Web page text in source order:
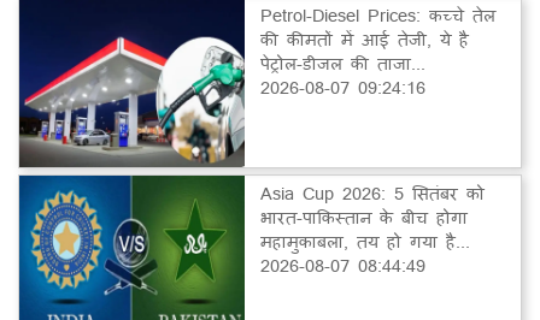
Petrol-Diesel Prices: कच्चे तेल
की कीमतों में आई तेजी, ये है
पेट्रोल-डीजल की ताजा...
2026-08-07 09:24:16
Asia Cup 2026: 5 सितंबर को
भारत-पाकिस्तान के बीच होगा
महामुकाबला, तय हो गया है...
2026-08-07 08:44:49